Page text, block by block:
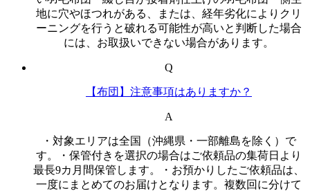
地に穴やほつれがある、または、経年劣化によりクリ
ーニングを行うと破れる可能性が高いと判断した場合
には、お取扱いできない場合があります。
Q
【布団】注意事項はありますか？
A
・対象エリアは全国（沖縄県・一部離島を除く）で
す。・保管付きを選択の場合はご依頼品の集荷日より
最長9カ月間保管します。・お預かりしたご依頼品は、
一度にまとめてのお届けとなります。複数回に分けて